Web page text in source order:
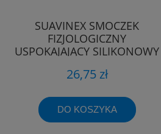
SUAVINEX SMOCZEK
FIZJOLOGICZNY
USPOKAJAJĄCY SILIKONOWY
26,75 zł
DO KOSZYKA